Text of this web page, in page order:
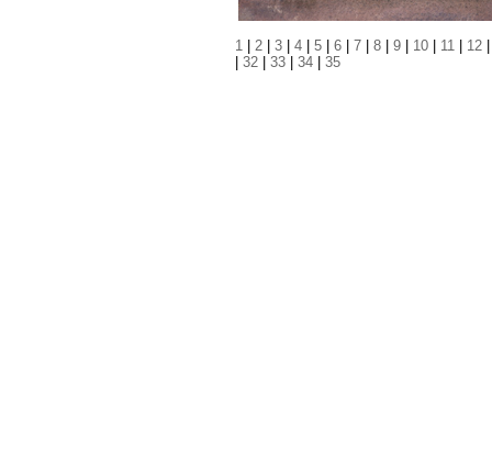
1 2 3 4 5 6 7 8 9 10 11 12
32 33 34 35